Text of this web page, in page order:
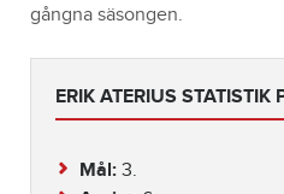
gångna säsongen.
ERIK ATERIUS
Mål: 3.